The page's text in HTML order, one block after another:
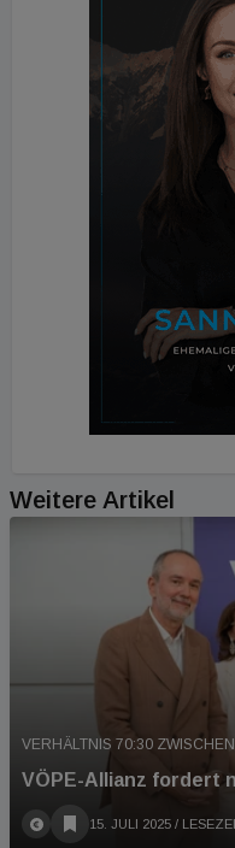
Weitere Artikel
VERHÄLTNIS 70:30
VÖPE-Allianz fordert
15. JULI 2025 /